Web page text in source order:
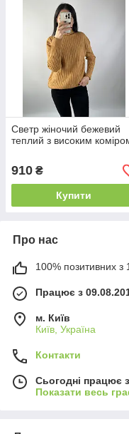
Светр жіночий бежевий
теплий з високим
910 ₴
Купити
Про нас
100% позитивних з
Працює з
м. Київ
Київ, Україна
Контакти
Сьогодні працює
Показати весь